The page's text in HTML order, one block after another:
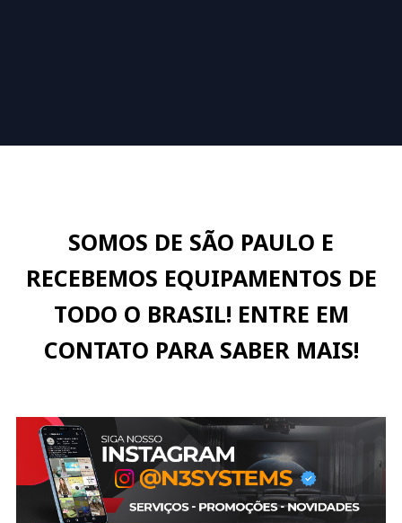
SOMOS DE SÃO PAULO E
RECEBEMOS EQUIPAMENTOS DE
TODO O BRASIL! ENTRE EM
CONTATO PARA SABER MAIS!